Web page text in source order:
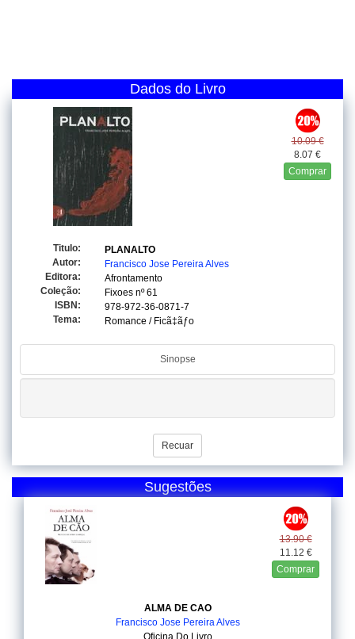
Dados do Livro
10.09 €
8.07 €
Comprar
Titulo:
PLANALTO
Autor:
Francisco Jose Pereira Alves
Editora:
Afrontamento
Coleção:
Fixoes nº 61
ISBN:
978-972-36-0871-7
Tema:
Romance / Ficã‡ãƒo
Sinopse
Recuar
Sugestões
13.90 €
11.12 €
Comprar
ALMA DE CAO
Francisco Jose Pereira Alves
Oficina Do Livro